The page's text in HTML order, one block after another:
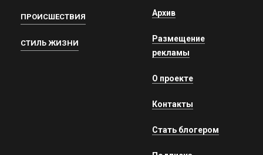
ПРОИСШЕСТВИЯ
СТИЛЬ ЖИЗНИ
Архив
Размещение
рекламы
О проекте
Контакты
Стать блогером